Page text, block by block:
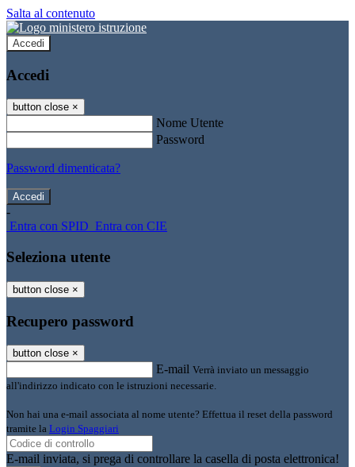
Salta al contenuto
Accedi
Accedi
button close ×
Nome Utente
Password
Password dimenticata?
-
Entra con SPID Entra con CIE
Seleziona utente
button close ×
Recupero password
button close ×
E-mail Verrà inviato un messaggio
all'indirizzo indicato con le istruzioni necessarie.
Non hai una e-mail associata al nome utente? Effettua il reset della password
tramite la Login Spaggiari
E-mail inviata, si prega di controllare la casella di posta elettronica!